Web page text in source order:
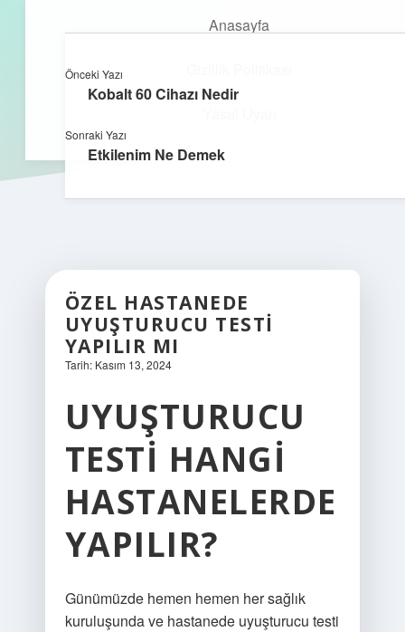
Anasayfa
aç
ÖZEL HASTANEDE
UYUŞTURUCU TESTI
YAPILIR MI
Tarih: Kasım 13, 2024
UYUŞTURUCU
TESTI HANGI
HASTANELERDE
YAPILIR?
Günümüzde hemen hemen her sağlık
kuruluşunda ve hastanede uyuşturucu testi
Önceki Yazı
Kobalt 60 Cihazı Nedir
Sonraki Yazı
Etkilenim Ne Demek